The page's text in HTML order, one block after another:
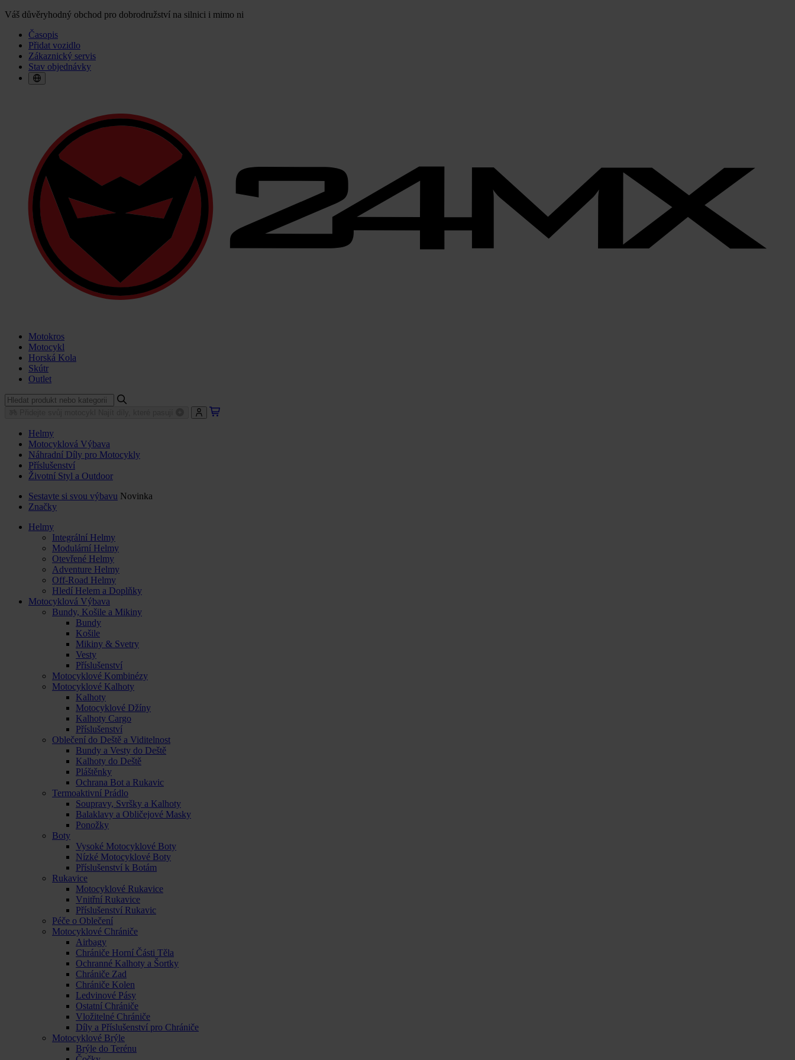
Váš důvěryhodný obchod pro dobrodružství na silnici i mimo ni
Časopis
Přidat vozidlo
Zákaznický servis
Stav objednávky
Motokros
Motocykl
Horská Kola
Skútr
Outlet
Helmy
Motocyklová Výbava
Náhradní Díly pro Motocykly
Příslušenství
Životní Styl a Outdoor
Sestavte si svou výbavu Novinka
Značky
Helmy
Integrální Helmy
Modulární Helmy
Otevřené Helmy
Adventure Helmy
Off-Road Helmy
Hledí Helem a Doplňky
Motocyklová Výbava
Bundy, Košile a Mikiny
Bundy
Košile
Mikiny & Svetry
Vesty
Příslušenství
Motocyklové Kombinézy
Motocyklové Kalhoty
Kalhoty
Motocyklové Džíny
Kalhoty Cargo
Příslušenství
Oblečení do Deště a Viditelnost
Bundy a Vesty do Deště
Kalhoty do Deště
Pláštěnky
Ochrana Bot a Rukavic
Termoaktivní Prádlo
Soupravy, Svršky a Kalhoty
Balaklavy a Obličejové Masky
Ponožky
Boty
Vysoké Motocyklové Boty
Nízké Motocyklové Boty
Příslušenství k Botám
Rukavice
Motocyklové Rukavice
Vnitřní Rukavice
Příslušenství Rukavic
Péče o Oblečení
Motocyklové Chrániče
Airbagy
Chrániče Horní Části Těla
Ochranné Kalhoty a Šortky
Chrániče Zad
Chrániče Kolen
Ledvinové Pásy
Ostatní Chrániče
Vložitelné Chrániče
Díly a Příslušenství pro Chrániče
Motocyklové Brýle
Brýle do Terénu